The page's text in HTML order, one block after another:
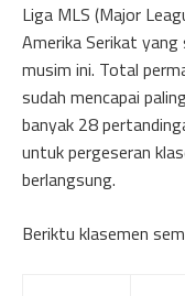
Liga MLS (Major
Amerika Serikat
musim ini. Total
sudah mencapai
banyak 28
untuk pergeseran
berlangsung.
Beriktu klasemen